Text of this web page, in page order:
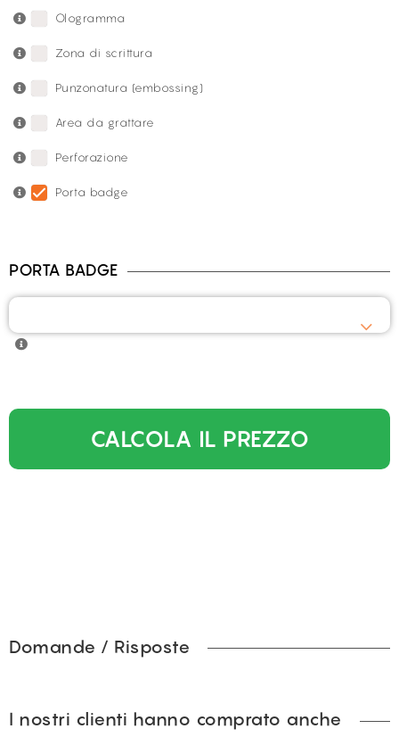
Ologramma
Zona di scrittura
Punzonatura (embossing)
Area da grattare
Perforazione
Porta badge
PORTA BADGE
CALCOLA IL PREZZO
Domande / Risposte
I nostri clienti hanno comprato anche